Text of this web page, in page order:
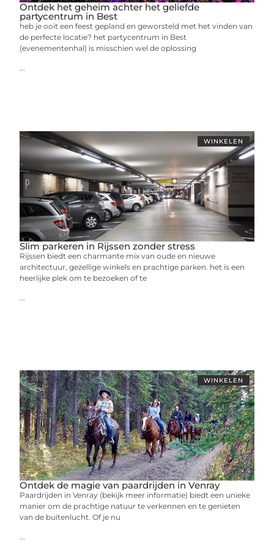
Ontdek het geheim achter het geliefde
partycentrum in Best
heb je ooit een feest gepland en geworsteld met het vinden van
de perfecte locatie? het partycentrum in Best
(evenementenhal) is misschien wel de oplossing
WINKELEN
Slim parkeren in Rijssen zonder stress
Rijssen biedt een charmante mix van oude en nieuwe
architectuur, gezellige winkels en prachtige parken. het is een
heerlijke plek om te bezoeken of te
WINKELEN
Ontdek de magie van paardrijden in Venray
Paardrijden in Venray (bekijk meer informatie) biedt een unieke
manier om de prachtige natuur te verkennen en te genieten
van de buitenlucht. Of je nu